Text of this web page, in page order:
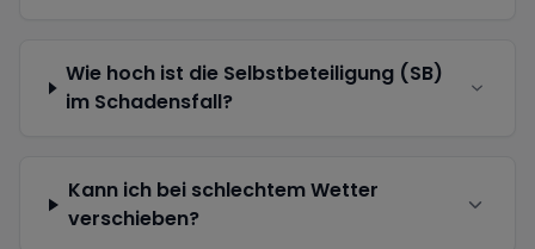
Wie hoch ist die Selbstbeteiligung (SB)
im Schadensfall?
Kann ich bei schlechtem Wetter
verschieben?